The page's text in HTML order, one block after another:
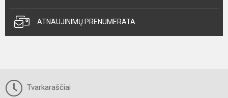
ATNAUJINIMŲ PRENUMERATA
Tvarkaraščiai